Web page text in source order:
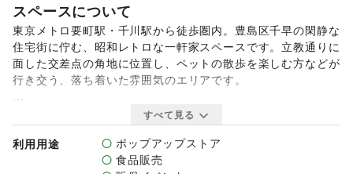
スペースについて
東京メトロ要町駅・千川駅から徒歩圏内。豊島区千早の閑静な
住宅街に佇む、昭和レトロな一軒家スペースです。立教通りに
面した交差点の角地に位置し、ペットの散歩を楽しむ方などが
行き交う、落ち着いた雰囲気のエリアです。
スイーツやパンなどの食品販売、ハンドメイド作品の販売など
と相性のよい立地で、ご家族やご友人同士、複数の出店者様が
集まり、お客様と一緒にワイワイ楽しめるアットホームな空間
です。サロンと物販、占いと展示販売など、1階と2階を用途
すべて見る
利用用途
ポップアップストア
食品販売